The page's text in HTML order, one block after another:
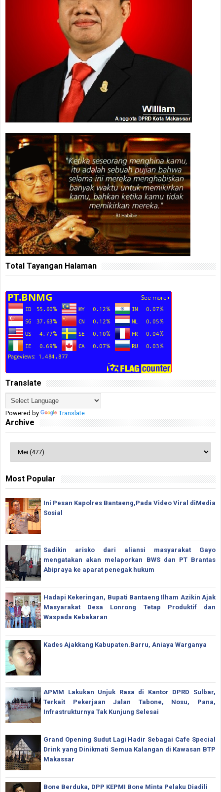
Total Tayangan Halaman
Translate
Powered by Translate
Archive
Most Popular
Ini Pesan Kapolres Bantaeng,Pada Video Viral diMedia
Sosial
Sadikin arisko dari aliansi masyarakat Gayo
mengatakan akan melaporkan BWS dan PT Brantas
Abipraya ke aparat penegak hukum
Hadapi Kekeringan, Bupati Bantaeng Ilham Azikin Ajak
Masyarakat Desa Lonrong Tetap Produktif dan
Waspada Kebakaran
Kades Ajakkang Kabupaten.Barru, Aniaya Warganya
APMM Lakukan Unjuk Rasa di Kantor DPRD Sulbar,
Terkait Pekerjaan Jalan Tabone, Nosu, Pana,
Infrastrukturnya Tak Kunjung Selesai
Grand Opening Sudut Lagi Hadir Sebagai Cafe Special
Drink yang Dinikmati Semua Kalangan di Kawasan BTP
Makassar
Bone Berduka, DPP KEPMI Bone Minta Pelaku Diadili